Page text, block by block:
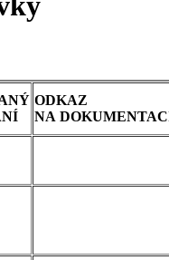
ODKAZ
NA